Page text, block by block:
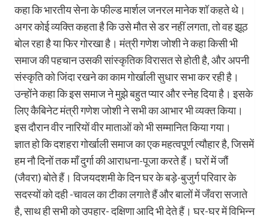
कहा कि भारतीय सेना के फील्ड मार्शल जनरल मानेक शॉ कहते थे।
अगर कोई व्यक्ति कहता है कि उसे मौत से डर नहीं लगता, तो वह झूठ
बोल रहा है या फिर गोरखा है। मंत्री गणेश जोशी ने कहा किसी भी
समाज की पहचान उसकी सांस्कृतिक विरासत से होती है, और अपनी
संस्कृति को जिंदा रखने का काम गोर्खाली सुधार सभा कर रही है।
उन्होंने कहा कि इस समाज ने मुझे बहुत प्यार और स्नेह दिया है। इसके
लिए कैबिनेट मंत्री गणेश जोशी ने सभी का आभार भी व्यक्त किया।
इस दौरान वीर नारियों वीर माताओं को भी सम्मानित किया गया।
ज्ञात हो कि दशहरा गोर्खाली समाज का एक महत्वपूर्ण त्यौहार है, जिसमें
हम नौ दिनों तक माँ दुर्गा की आराधना-पूजा करते हैं। घरों में जौं
(जैवरा) बोते हैं। विजयदशमी के दिन घर के बड़े-बुजुर्ग परिवार के
सदस्यों को दही -चावल का टीका लगाते हैं और बालों में जँवरा सजाते
है, साथ ही सभी को उपहार- दक्षिणा आदि भी देते हैं। घर-घर में विभिन्न